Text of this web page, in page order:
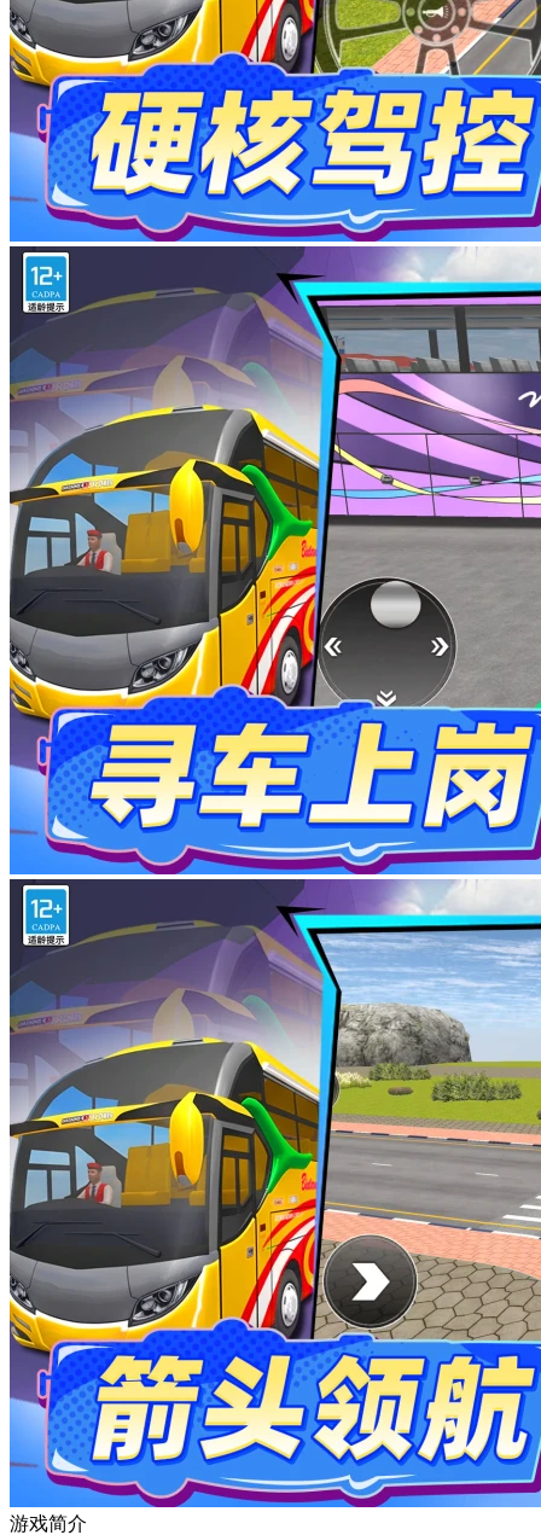
游戏简介